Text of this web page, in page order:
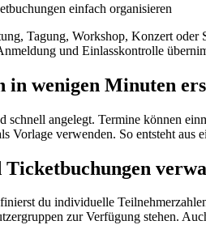
einfach organisieren
Tagung, Workshop, Konzert oder
und Einlasskontrolle
in wenigen Minuten
schnell angelegt. Termine können
Vorlage verwenden. So entsteht
du individuelle
zur Verfügung stehen.